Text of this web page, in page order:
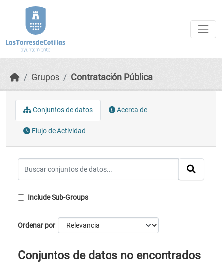
Grupos Contratación Pública
Conjuntos de datos Acerca de
Flujo de Actividad
Include Sub-Groups
Ordenar por
Conjuntos de datos no encontrados